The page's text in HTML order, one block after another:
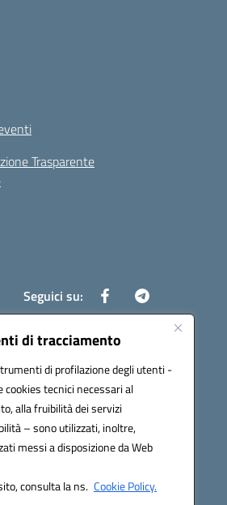
di tracciamento
di profilazione degli utenti -
tecnici necessari al
alla fruibilità dei servizi
– sono utilizzati, inoltre,
messi a disposizione da Web
consulta la ns. Cookie Policy.
Trasparente
Seguici su: